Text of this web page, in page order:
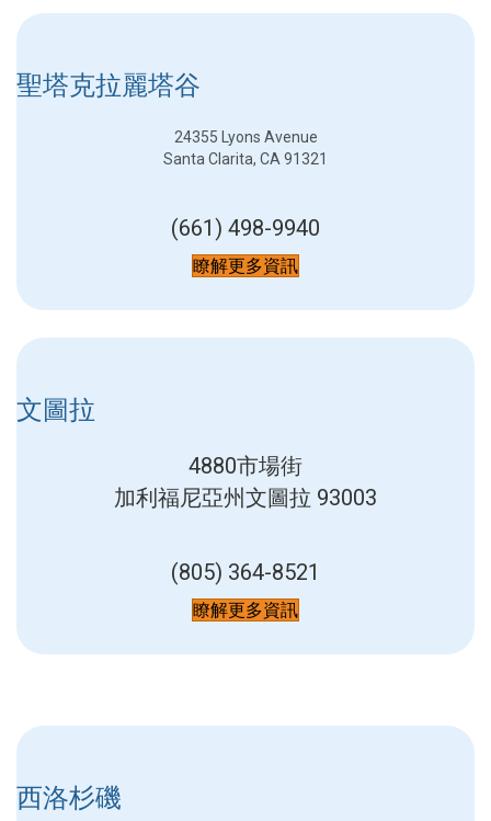
聖塔克拉麗塔谷
24355 Lyons Avenue
Santa Clarita, CA 91321
(661) 498-9940
瞭解更多資訊
文圖拉
4880市場街
加利福尼亞州文圖拉 93003
(805) 364-8521
瞭解更多資訊
西洛杉磯